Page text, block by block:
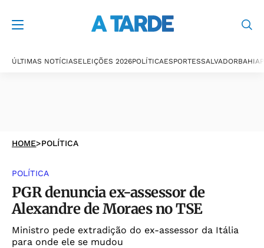
ÚLTIMAS NOTÍCIASELEIÇÕES 2026POLÍTICAESPORTESSALVADORBAHIA
HOME>POLÍTICA
POLÍTICA
PGR denuncia ex-assessor de
Alexandre de Moraes no TSE
Ministro pede extradição do ex-assessor da Itália
para onde ele se mudou